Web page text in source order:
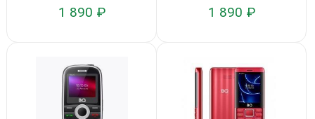
1 890 ₽ 1 890 ₽